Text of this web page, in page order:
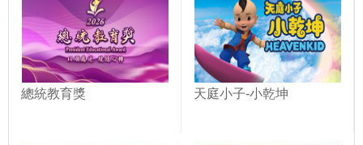
總統教育獎 天庭小子-小乾坤